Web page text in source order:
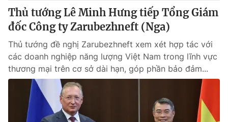
Thủ tướng Lê Minh Hưng tiếp Tổng Giám
đốc Công ty Zarubezhneft (Nga)
Thủ tướng đề nghị Zarubezhneft xem xét hợp tác với
các doanh nghiệp năng lượng Việt Nam trong lĩnh vực
thương mại trên cơ sở dài hạn, góp phần bảo đảm...